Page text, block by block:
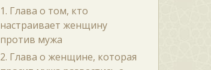
1. Глава о том, кто
настраивает женщину
против мужа
2. Глава о женщине, которая